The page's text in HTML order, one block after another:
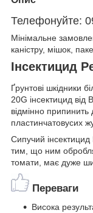
Телефонуйте:
Мінімальне
каністру, мішок,
Інсектицид
Ґрунтові шкідники
20G інсектицид від
відмінно припинить
пластинчатовусих
Сипучий інсектицид
тим, що ним
томати, має дуже
Переваги
Висока